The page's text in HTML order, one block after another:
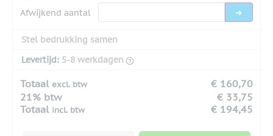
Afwijkend aantal
Stel bedrukking samen
Levertijd: 5-8 werkdagen
Totaal excl. btw
€ 160,70
21% btw
€ 33,75
Totaal incl. btw € 194,45